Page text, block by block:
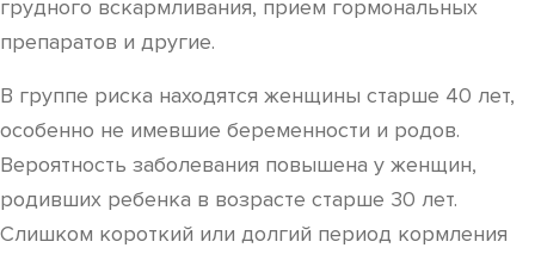
грудного вскармливания, прием гормональных
препаратов и другие.
В группе риска находятся женщины старше 40 лет,
особенно не имевшие беременности и родов.
Вероятность заболевания повышена у женщин,
родивших ребенка в возрасте старше 30 лет.
Слишком короткий или долгий период кормления